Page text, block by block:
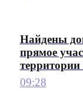
Найдены
прямое
09:28